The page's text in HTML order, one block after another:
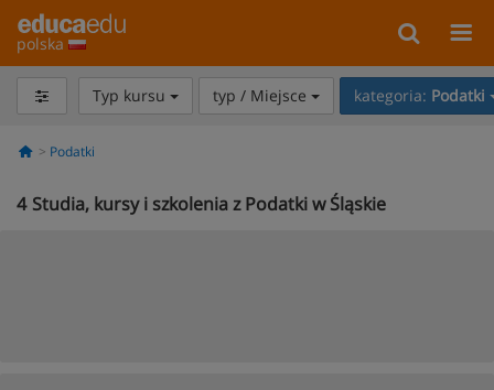
polska
Typ kursu typ / Miejsce kategoria: Podatki
Podatki
4 Studia, kursy i szkolenia z Podatki w Śląskie